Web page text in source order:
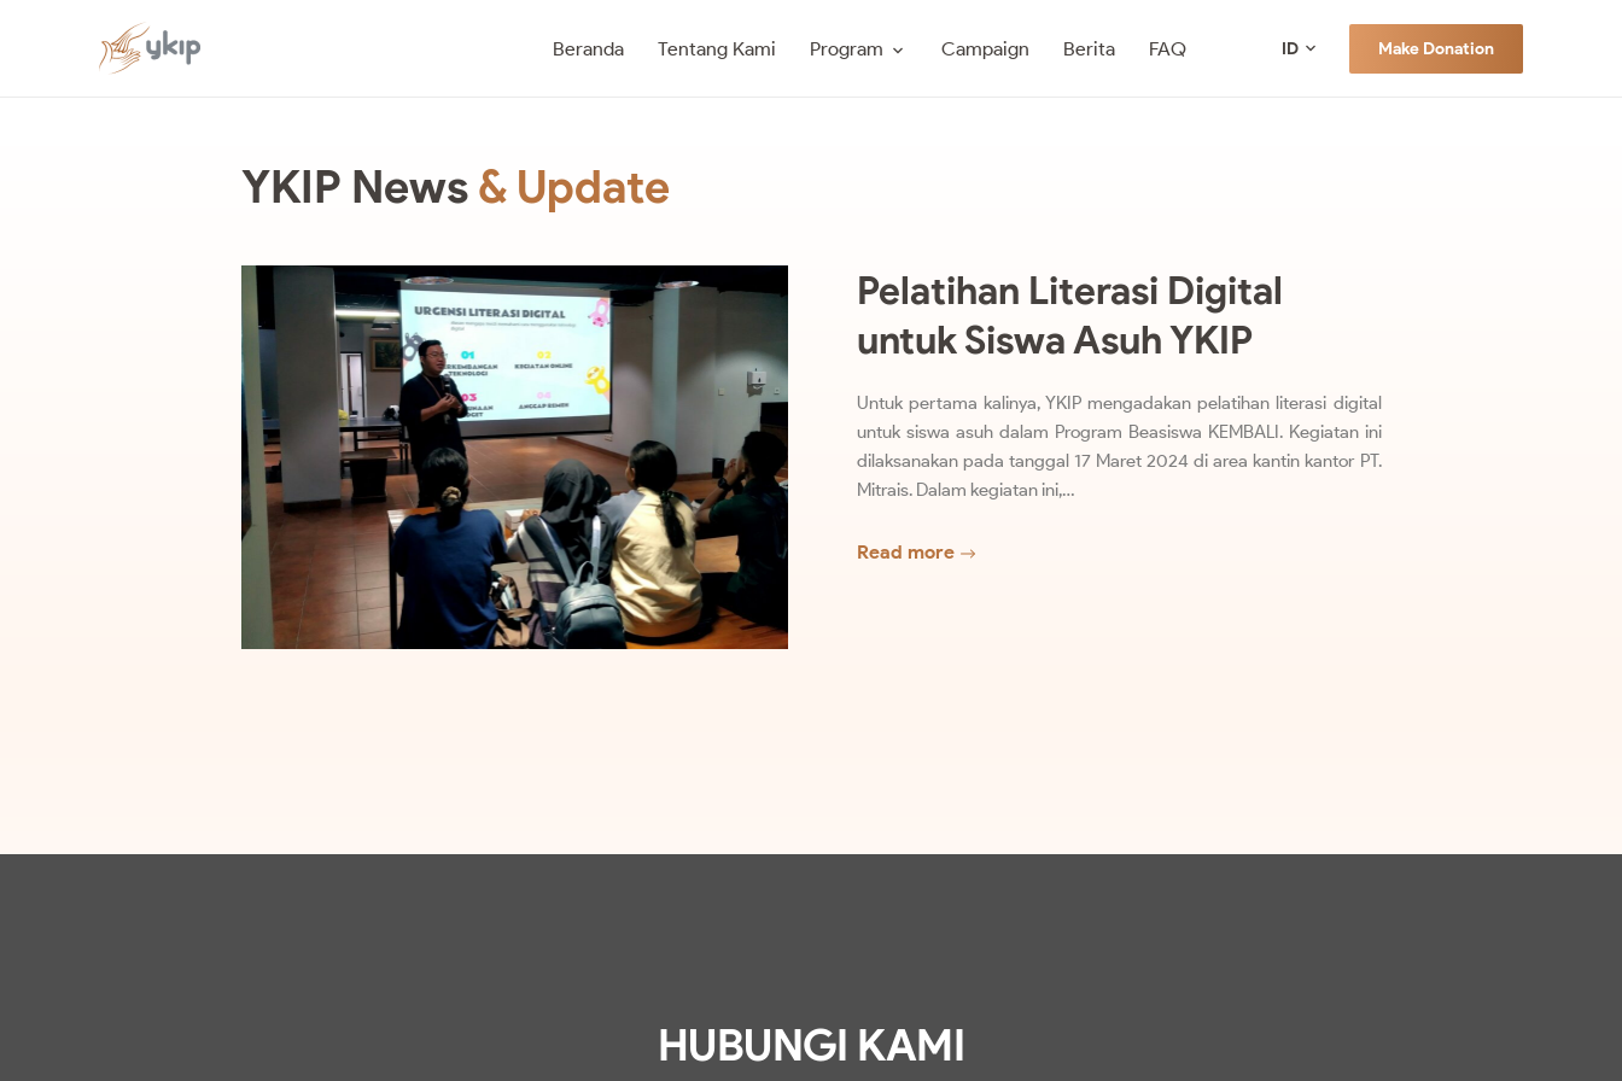
Beranda Tentang Kami Program Campaign Berita FAQ ID Make Donation
YKIP News& Update
Pelatihan Literasi Digital
untuk Siswa Asuh YKIP
Untuk pertama kalinya, YKIP mengadakan pelatihan literasi digital
untuk siswa asuh dalam Program Beasiswa KEMBALI. Kegiatan ini
dilaksanakan pada tanggal 17 Maret 2024 di area kantin kantor PT.
Mitrais. Dalam kegiatan ini,…
Read more
HUBUNGI KAMI